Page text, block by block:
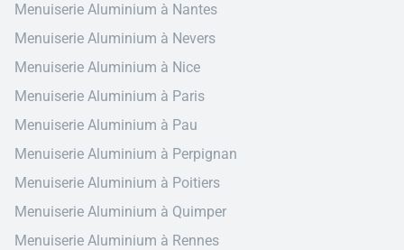
Menuiserie Aluminium à Nantes
Menuiserie Aluminium à Nevers
Menuiserie Aluminium à Nice
Menuiserie Aluminium à Paris
Menuiserie Aluminium à Pau
Menuiserie Aluminium à Perpignan
Menuiserie Aluminium à Poitiers
Menuiserie Aluminium à Quimper
Menuiserie Aluminium à Rennes